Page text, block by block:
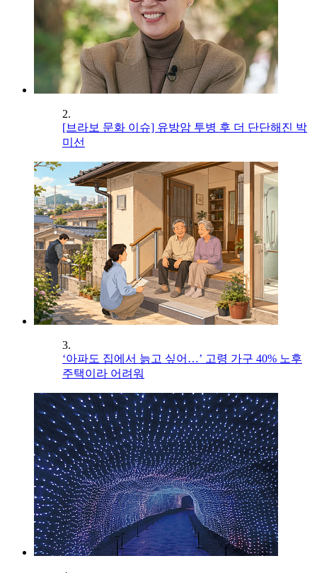
2.
[브라보 문화 이슈] 유방암 투병 후 더 단단해진 박
미선
3.
‘아파도 집에서 늙고 싶어…’ 고령 가구 40% 노후
주택이라 어려워